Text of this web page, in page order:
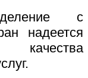
с
надеется